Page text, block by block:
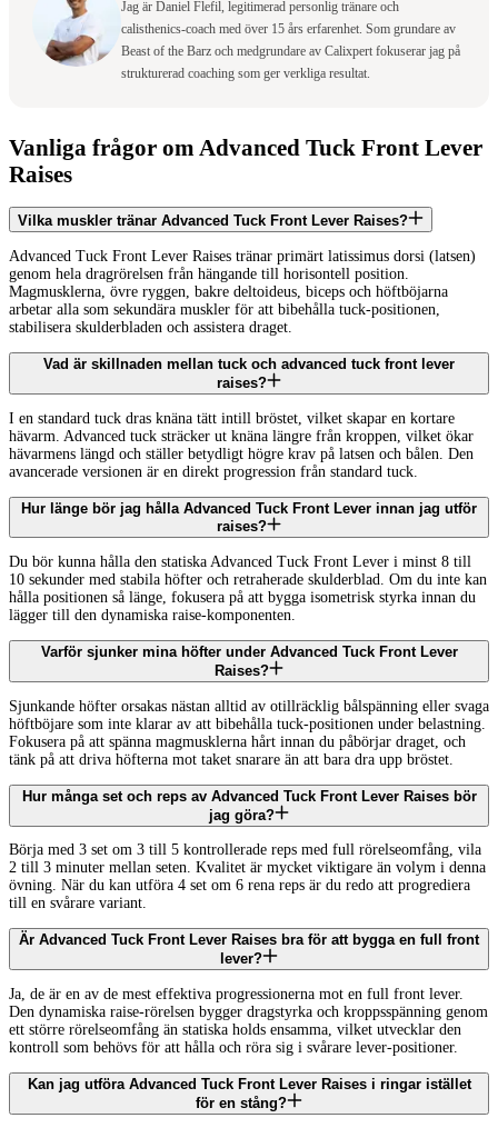
Jag är Daniel Flefil, legitimerad personlig tränare och
calisthenics-coach med över 15 års erfarenhet. Som grundare av
Beast of the Barz och medgrundare av Calixpert fokuserar jag på
strukturerad coaching som ger verkliga resultat.
Vanliga frågor om Advanced Tuck Front Lever
Raises
Vilka muskler tränar Advanced Tuck Front Lever Raises?
Advanced Tuck Front Lever Raises tränar primärt latissimus dorsi (latsen)
genom hela dragrörelsen från hängande till horisontell position.
Magmusklerna, övre ryggen, bakre deltoideus, biceps och höftböjarna
arbetar alla som sekundära muskler för att bibehålla tuck-positionen,
stabilisera skulderbladen och assistera draget.
Vad är skillnaden mellan tuck och advanced tuck front lever
raises?
I en standard tuck dras knäna tätt intill bröstet, vilket skapar en kortare
hävarm. Advanced tuck sträcker ut knäna längre från kroppen, vilket ökar
hävarmens längd och ställer betydligt högre krav på latsen och bålen. Den
avancerade versionen är en direkt progression från standard tuck.
Hur länge bör jag hålla Advanced Tuck Front Lever innan jag utför
raises?
Du bör kunna hålla den statiska Advanced Tuck Front Lever i minst 8 till
10 sekunder med stabila höfter och retraherade skulderblad. Om du inte kan
hålla positionen så länge, fokusera på att bygga isometrisk styrka innan du
lägger till den dynamiska raise-komponenten.
Varför sjunker mina höfter under Advanced Tuck Front Lever
Raises?
Sjunkande höfter orsakas nästan alltid av otillräcklig bålspänning eller svaga
höftböjare som inte klarar av att bibehålla tuck-positionen under belastning.
Fokusera på att spänna magmusklerna hårt innan du påbörjar draget, och
tänk på att driva höfterna mot taket snarare än att bara dra upp bröstet.
Hur många set och reps av Advanced Tuck Front Lever Raises bör
jag göra?
Börja med 3 set om 3 till 5 kontrollerade reps med full rörelseomfång, vila
2 till 3 minuter mellan seten. Kvalitet är mycket viktigare än volym i denna
övning. När du kan utföra 4 set om 6 rena reps är du redo att progrediera
till en svårare variant.
Är Advanced Tuck Front Lever Raises bra för att bygga en full front
lever?
Ja, de är en av de mest effektiva progressionerna mot en full front lever.
Den dynamiska raise-rörelsen bygger dragstyrka och kroppsspänning genom
ett större rörelseomfång än statiska holds ensamma, vilket utvecklar den
kontroll som behövs för att hålla och röra sig i svårare lever-positioner.
Kan jag utföra Advanced Tuck Front Lever Raises i ringar istället
för en stång?